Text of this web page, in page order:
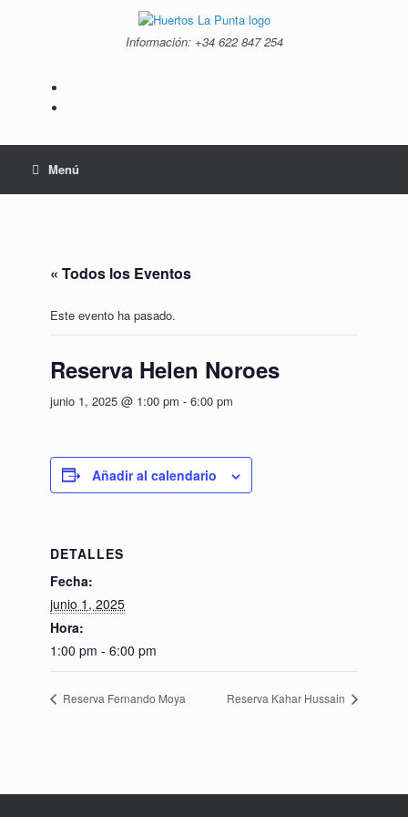
Información: +34 ‭622 847 254‬
Menú
« Todos los Eventos
Este evento ha pasado.
Reserva Helen Noroes
junio 1, 2025 @ 1:00 pm - 6:00 pm
Añadir al calendario
DETALLES
Fecha:
junio 1, 2025
Hora:
1:00 pm - 6:00 pm
Reserva Fernando Moya Reserva Kahar Hussain